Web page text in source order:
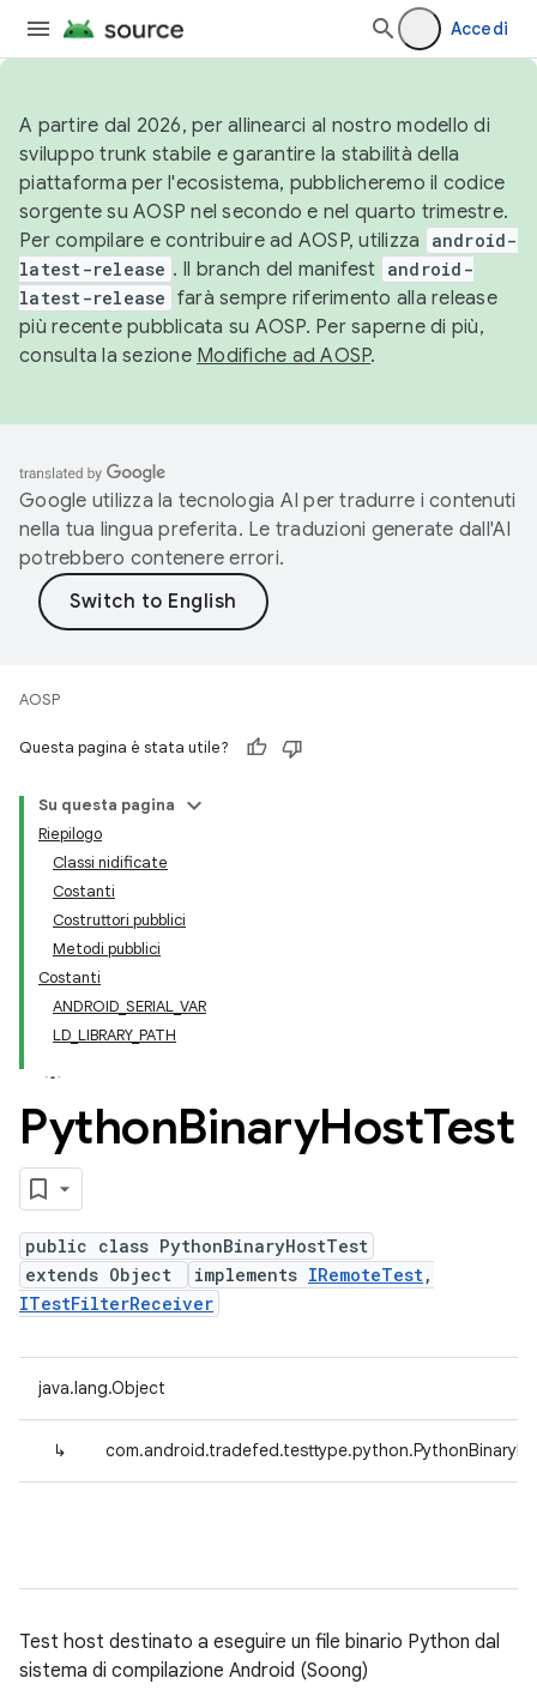
Accedi
A partire dal 2026, per allinearci al nostro modello di
sviluppo trunk stabile e garantire la stabilità della
piattaforma per l'ecosistema, pubblicheremo il codice
sorgente su AOSP nel secondo e nel quarto trimestre.
Per compilare e contribuire ad AOSP, utilizza
android-
latest-release . Il branch del manifest android-
latest-release farà sempre riferimento alla release
più recente pubblicata su AOSP. Per saperne di più,
consulta la sezione Modifiche ad AOSP.
Google utilizza la tecnologia AI per tradurre i contenuti
nella tua lingua preferita. Le traduzioni generate dall'AI
potrebbero contenere errori.
AOSP
Questa pagina è stata utile?
Su questa pagina
Riepilogo
Classi nidificate
Costanti
Costruttori pubblici
Metodi pubblici
Costanti
ANDROID_SERIAL_VAR
LD_LIBRARY_PATH
PythonBinaryHostTest
public class PythonBinaryHostTest
extends Object
implements IRemoteTest,
ITestFilterReceiver
java.lang.Object
↳
Test host destinato a eseguire un file binario Python dal
sistema di compilazione Android (Soong)